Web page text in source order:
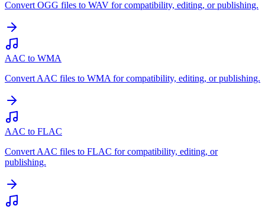
Convert OGG files to WAV for compatibility, editing, or publishing.
AAC to WMA
Convert AAC files to WMA for compatibility, editing, or publishing.
AAC to FLAC
Convert AAC files to FLAC for compatibility, editing, or
publishing.